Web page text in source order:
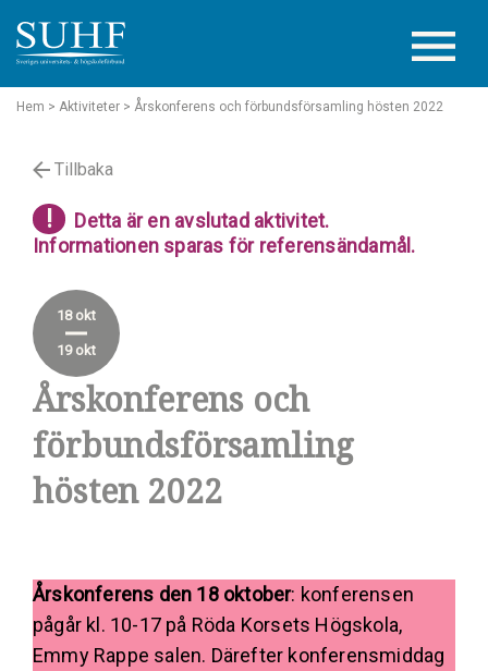
Hem > Aktiviteter > Årskonferens och förbundsförsamling hösten 2022
Tillbaka
!
Detta är en avslutad aktivitet.
Informationen sparas för referensändamål.
Årskonferens och
förbundsförsamling
hösten 2022
18 okt
19 okt
Årskonferens den 18 oktober: konferensen
pågår kl. 10-17 på Röda Korsets Högskola,
Emmy Rappe salen. Därefter konferensmiddag